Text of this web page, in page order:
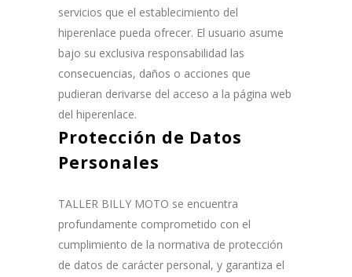
servicios que el establecimiento del
hiperenlace pueda ofrecer. El usuario asume
bajo su exclusiva responsabilidad las
consecuencias, daños o acciones que
pudieran derivarse del acceso a la página web
del hiperenlace.
Protección de Datos
Personales
TALLER BILLY MOTO se encuentra
profundamente comprometido con el
cumplimiento de la normativa de protección
de datos de carácter personal, y garantiza el